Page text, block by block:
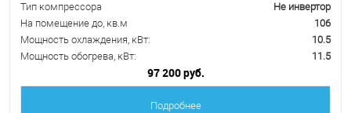
Тип компрессора
Не инвертор
На помещение до, кв.м
106
Мощность охлаждения, кВт:
10.5
Мощность обогрева, кВт:
11.5
97 200 руб.
Подробнее